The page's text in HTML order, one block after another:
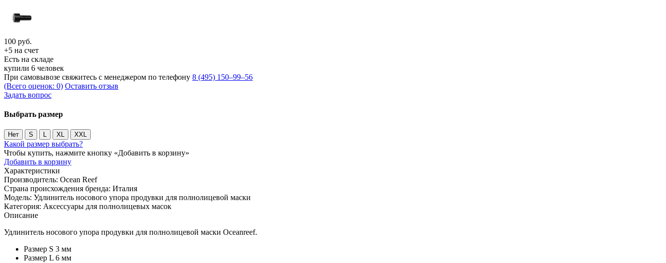
100 руб.
+5 на счет
Есть на складе
купили 6 человек
При самовывозе свяжитесь с менеджером по телефону 8 (495) 150–99–56
(Всего оценок: 0) Оставить отзыв
Задать вопрос
Выбрать размер
Нет S L XL XXL
Какой размер выбрать?
Чтобы купить, нажмите кнопку «Добавить в корзину»
Добавить в корзину
Характеристики
Производитель: Ocean Reef
Страна происхождения бренда: Италия
Модель: Удлинитель носового упора продувки для полнолицевой маски
Категория: Аксессуары для полнолицевых масок
Описание
Удлинитель носового упора продувки для полнолицевой маски Oceanreef.
Размер S 3 мм
Размер L 6 мм